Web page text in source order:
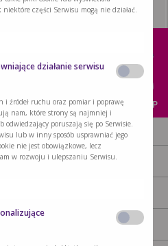
PRODUKTY
NASZA MISJA
REGULAMIN OGÓLNY
x
KUP
części Serwisu mogą nie działać.
działanie serwisu
źródeł ruchu oraz pomiar i poprawę
nam, które strony są najmniej i
poruszają się po Serwisie.
lub w inny sposób usprawniać jego
nie jest obowiązkowe, lecz
w rozwoju i ulepszaniu Serwisu.